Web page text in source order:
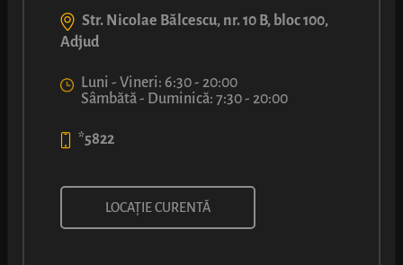
Calea Vitan nr. 58, București
Str. Nicolae Bălcescu, nr. 10 B, bloc 100,
Adjud
Luni - Vineri: 6:30 - 20:00
Sâmbătă - Duminică: 7:30 - 20:00
*5822
LOCAȚIE CURENTĂ